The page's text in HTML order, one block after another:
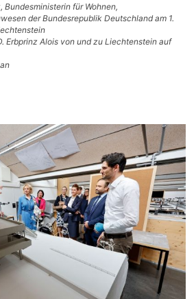
für Wohnen,
der Bundesrepublik Deutschland am 1.
Erbprinz Alois von und zu Liechtenstein auf